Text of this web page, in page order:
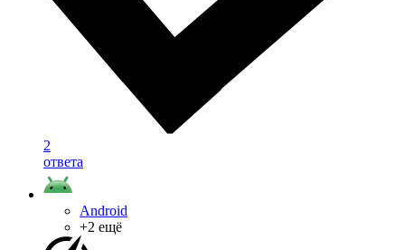
2
ответа
Android
+2 ещё